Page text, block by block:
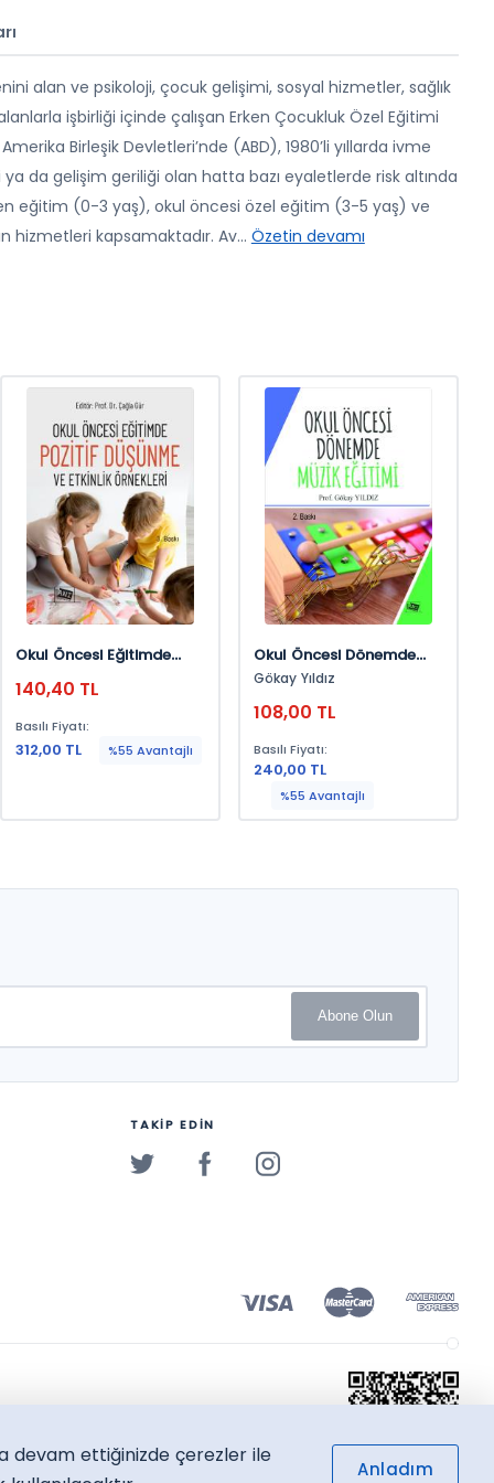
alan ve psikoloji, çocuk gelişimi, sosyal hizmetler, sağlık
işbirliği içinde çalışan Erken Çocukluk Özel Eğitimi
Birleşik Devletleri’nde (ABD), 1980’li yıllarda ivme
ya da gelişim geriliği olan hatta bazı eyaletlerde risk altında
eğitim (0-3 yaş), okul öncesi özel eğitim (3-5 yaş) ve
hizmetleri kapsamaktadır. Av... Özetin devamı
Okul Öncesi Eğitimde
Etkinlik Örnekleri
140,40 TL
Basılı Fiyatı:
312,00 TL %55 Avantajlı
Okul Öncesi Dönemde
Müzik Eğitimi
Gökay Yıldız
108,00 TL
Basılı Fiyatı:
240,00 TL
%55 Avantajlı
Abone Olun
TAKİP EDİN
devam ettiğinizde çerezler ile
Anladım